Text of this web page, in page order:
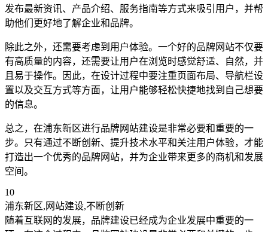
发布最新资讯、产品介绍、服务指南等方式来吸引用户，并帮
助他们更好地了解企业和品牌。
除此之外，还需要考虑到用户体验。一个好的品牌网站不仅要
有高质量的内容，还需要让用户在浏览时感觉舒适、自然，并
且易于操作。因此，在设计过程中要注重页面布局、导航栏设
置以及交互方式等方面，让用户能够轻松快捷地找到自己想要
的信息。
总之，在浦东新区进行品牌网站建设是非常必要和重要的一
步。只有通过不断创新、提升技术水平和关注用户体验，才能
打造出一个优秀的品牌网站，并为企业带来更多的商机和发展
空间。
10
浦东新区,网站建设,不断创新
随着互联网的发展，品牌建设已经成为企业发展中重要的一